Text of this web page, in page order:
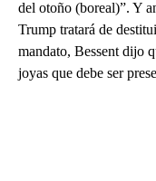
del otoño (boreal)”. Y
Trump tratará de
mandato, Bessent dijo
joyas que debe ser